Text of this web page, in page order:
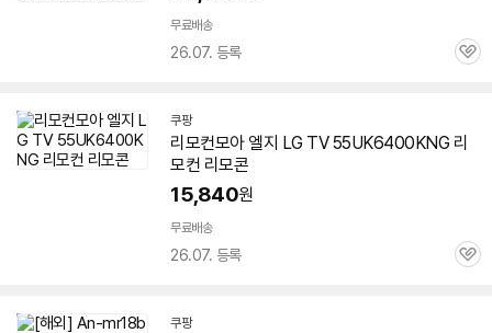
무료배송
26.07. 등록
관
쿠팡
리모컨모아 엘지 LG TV 55UK6400KNG 리
모컨 리모콘
15,840원
무료배송
26.07. 등록
관
쿠팡